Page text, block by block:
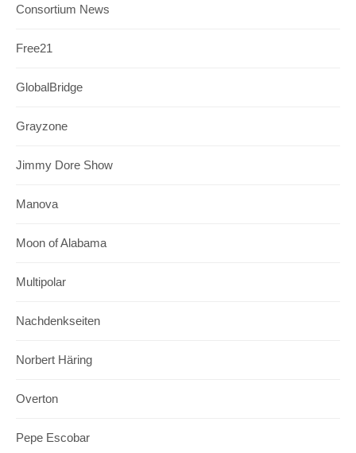
Consortium News
Free21
GlobalBridge
Grayzone
Jimmy Dore Show
Manova
Moon of Alabama
Multipolar
Nachdenkseiten
Norbert Häring
Overton
Pepe Escobar